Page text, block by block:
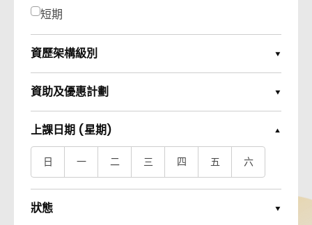
短期
資歷架構級別
Expand Options
資助及優惠計劃
Expand Options
上課日期 (星期)
Collapse Options
日 一 二 三 四 五 六
狀態
Expand Options